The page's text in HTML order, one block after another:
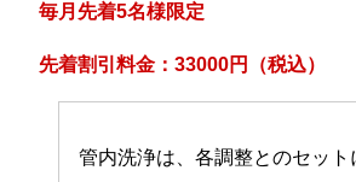
毎月先着5名様限定
先着割引料金：33000円（税込）
管内洗浄は、各調整とのセット